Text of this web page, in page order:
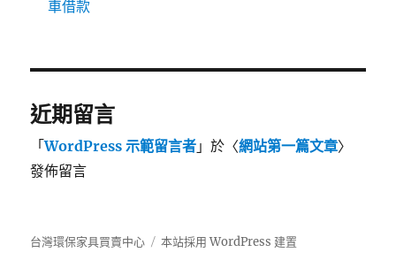
車借款
近期留言
「WordPress 示範留言者 」於〈網站第一篇文章〉
發佈留言
台灣環保家具買賣中心 本站採用 WordPress 建置